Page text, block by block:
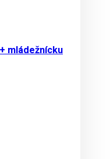
mládežnícku